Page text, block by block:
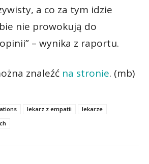
a co za tym idzie
nie prowokują do
– wynika z raportu.
znaleźć na stronie. (mb)
lekarz z empatii
lekarze